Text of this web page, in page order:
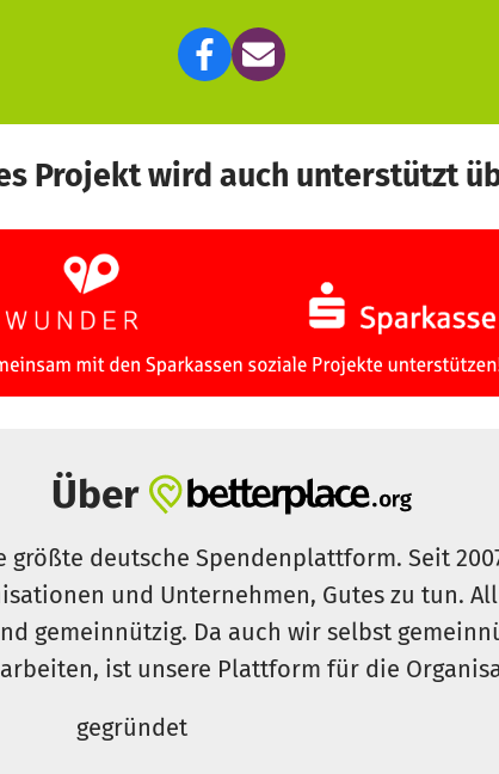
Projekt wird auch unterstützt
Über
größte deutsche Spendenplattform. Seit
und Unternehmen, Gutes zu tun.
gemeinnützig. Da auch wir selbst
ist unsere Plattform für die
gegründet